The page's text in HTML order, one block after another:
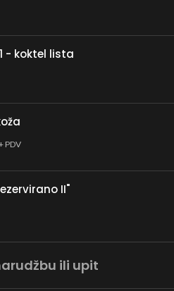
- koktel lista
PDV
II"
ili upit